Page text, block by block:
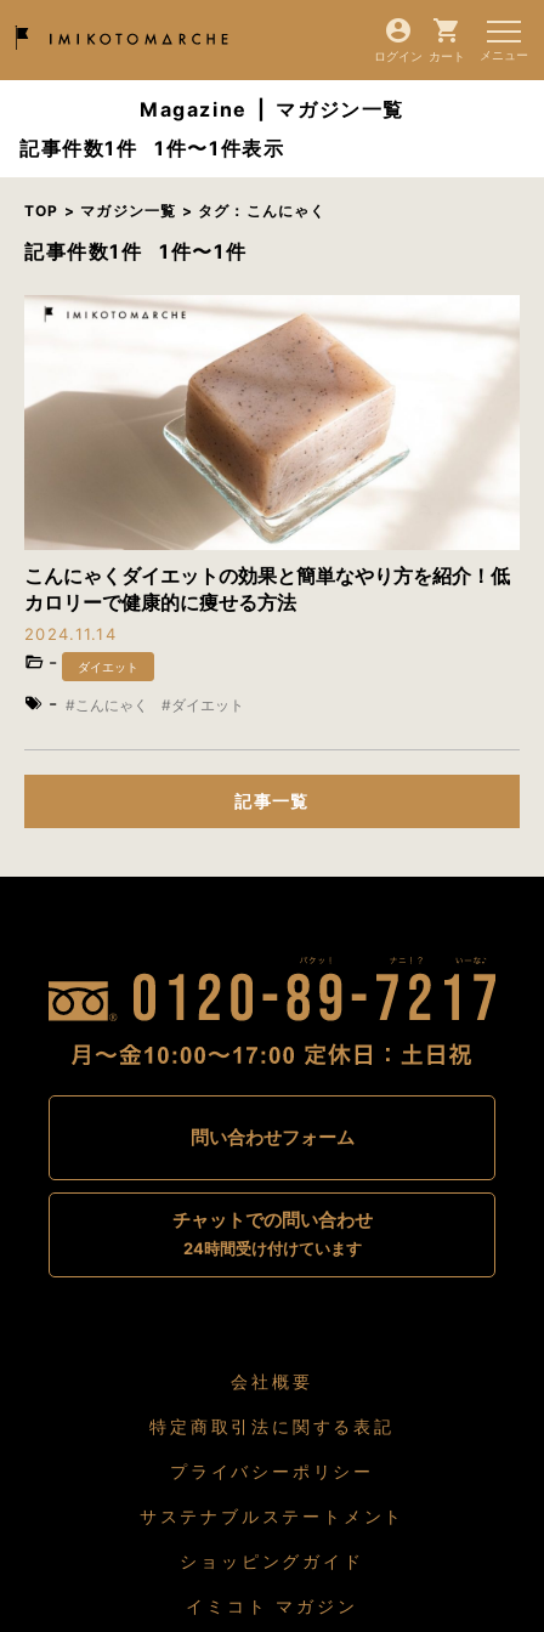
ログイン カート
Magazine
マガジン一覧
記事件数1件
1件〜1件表示
TOP > マガジン一覧 > タグ：こんにゃく
記事件数1件 1件〜1件
こんにゃくダイエットの効果と簡単なやり方を紹介！低
カロリーで健康的に痩せる方法
2024.11.14
- ダイエット
- こんにゃく ダイエット
記事一覧
会社概要
特定商取引法に関する表記
プライバシーポリシー
サステナブルステートメント
ショッピングガイド
イミコト マガジン
問い合わせフォーム
チャットでの問い合わせ
24時間受け付けています